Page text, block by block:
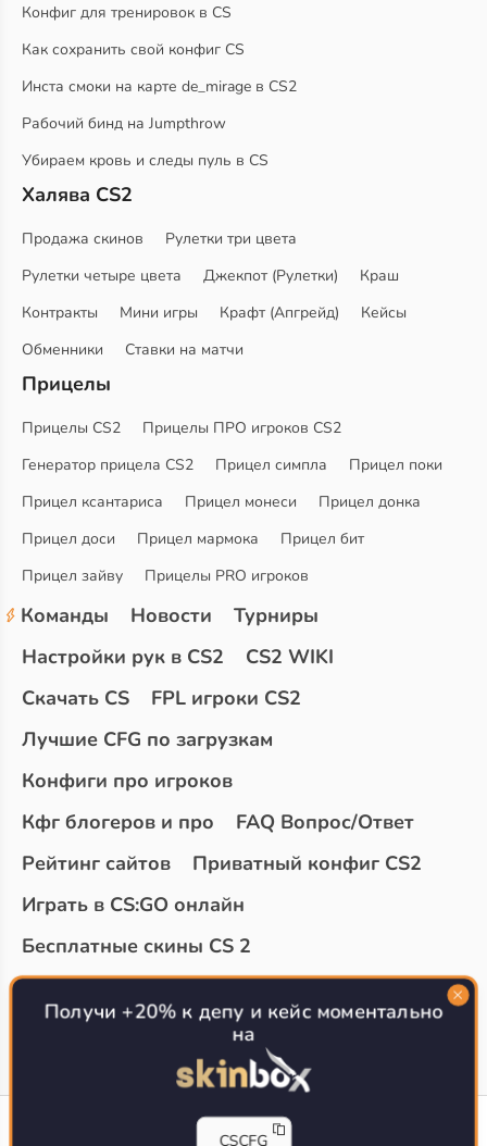
Конфиг для тренировок в CS
Как сохранить свой конфиг CS
Инста смоки на карте de_mirage в CS2
Рабочий бинд на Jumpthrow
Убираем кровь и следы пуль в CS
Халява CS2
Продажа скинов
Рулетки три цвета
Рулетки четыре цвета
Джекпот (Рулетки)
Краш
Контракты
Мини игры Крафт (Апгрейд)
Кейсы
Обменники
Ставки на матчи
Прицелы
Прицелы CS2
Прицелы ПРО игроков CS2
Генератор прицела CS2
Прицел симпла
Прицел поки
Прицел ксантариса
Прицел монеси
Прицел донка
Прицел доси
Прицел мармока
Прицел бит
Прицел зайву
Прицелы PRO игроков
Команды Новости
Турниры
Настройки рук в CS2
CS2 WIKI
Скачать CS
FPL игроки CS2
Лучшие CFG по загрузкам
Конфиги про игроков
Кфг блогеров и про
FAQ Вопрос/Ответ
Рейтинг сайтов
Приватный конфиг CS2
Играть в CS:GO онлайн
Бесплатные скины CS 2
Топ сайтов с халявой КС 2
О проекте
Получи +20% к депу и кейс моментально
на
CSCFG